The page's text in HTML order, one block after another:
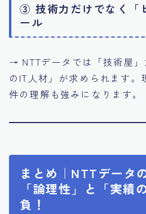
③ 技術力だけでなく「
ール
→ NTTデータでは「技術屋
のIT人材」が求められます
件の理解も強みになります。
まとめ｜NTTデータ
「論理性」と「実績
負！